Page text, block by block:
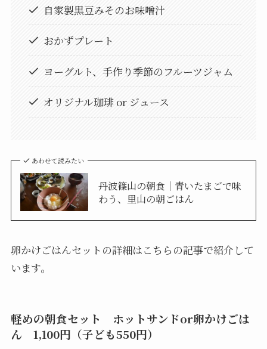
自家製黒豆みそのお味噌汁
おかずプレート
ヨーグルト、手作り季節のフルーツジャム
オリジナル珈琲 or ジュース
あわせて読みたい
丹波篠山の朝食｜青いたまごで味
わう、里山の朝ごはん
卵かけごはんセットの詳細はこちらの記事で紹介して
います。
軽めの朝食セット ホットサンドor卵かけごは
ん 1,100円（子ども550円）